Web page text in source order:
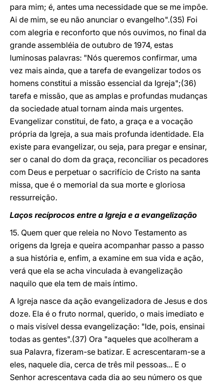
para mim; é, antes uma necessidade que se me impõe.
Ai de mim, se eu não anunciar o evangelho".(35) Foi
com alegria e reconforto que nós ouvimos, no final da
grande assembléia de outubro de 1974, estas
luminosas palavras: "Nós queremos confirmar, uma
vez mais ainda, que a tarefa de evangelizar todos os
homens constitui a missão essencial da Igreja";(36)
tarefa e missão, que as amplas e profundas mudanças
da sociedade atual tornam ainda mais urgentes.
Evangelizar constitui, de fato, a graça e a vocação
própria da Igreja, a sua mais profunda identidade. Ela
existe para evangelizar, ou seja, para pregar e ensinar,
ser o canal do dom da graça, reconciliar os pecadores
com Deus e perpetuar o sacrifício de Cristo na santa
missa, que é o memorial da sua morte e gloriosa
ressurreição.
Laços recíprocos entre a Igreja e a evangelização
15. Quem quer que releia no Novo Testamento as
origens da Igreja e queira acompanhar passo a passo
a sua história e, enfim, a examine em sua vida e ação,
verá que ela se acha vinculada à evangelização
naquilo que ela tem de mais íntimo.
A Igreja nasce da ação evangelizadora de Jesus e dos
doze. Ela é o fruto normal, querido, o mais imediato e
o mais visível dessa evangelização: "Ide, pois, ensinai
todas as gentes".(37) Ora "aqueles que acolheram a
sua Palavra, fizeram-se batizar. E acrescentaram-se a
eles, naquele dia, cerca de três mil pessoas... E o
Senhor acrescentava cada dia ao seu número os que